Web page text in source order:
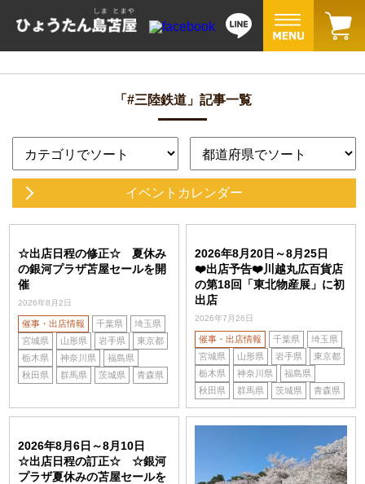
「#三陸鉄道」記事一覧
イベントカレンダー
☆出店日程の修正☆ 夏休み
の銀河プラザ苫屋セールを開
催
2026年8月2日
催事・出店情報 千葉県
埼玉県
宮城県
山形県 岩手県
東京都
栃木県
神奈川県
福島県
秋田県
群馬県 茨城県 青森県
2026年8月20日～8月25日
❤️出店予告❤️川越丸広百貨店
の第18回「東北物産展」に初
出店
2026年7月26日
催事・出店情報 千葉県
埼玉県
宮城県
山形県 岩手県
東京都
栃木県
神奈川県
福島県
秋田県
群馬県 茨城県 青森県
2026年8月6日～8月10日
☆出店日程の訂正☆ ☆銀河
プラザ夏休みの苫屋セールを